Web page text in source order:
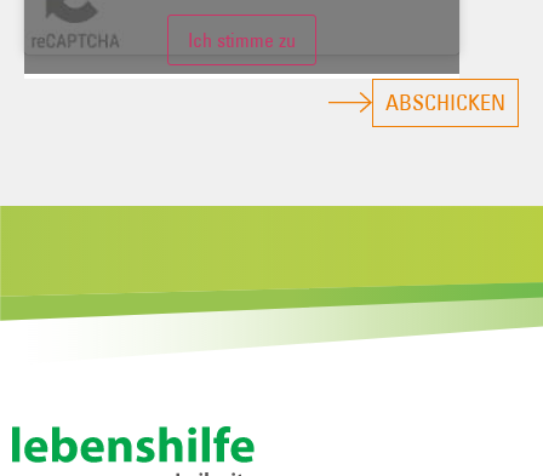
Ich stimme zu
ABSCHICKEN